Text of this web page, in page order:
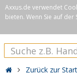
Axxus.de verwendet
bieten. Wenn Sie auf
Zurück zur